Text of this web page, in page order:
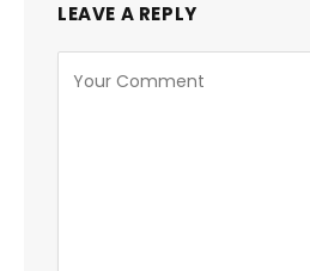
LEAVE A REPLY